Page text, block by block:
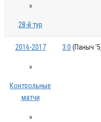
»
28-й тур
2016-2017
»
Контрольные
матчи
»
3:0 (Паныч